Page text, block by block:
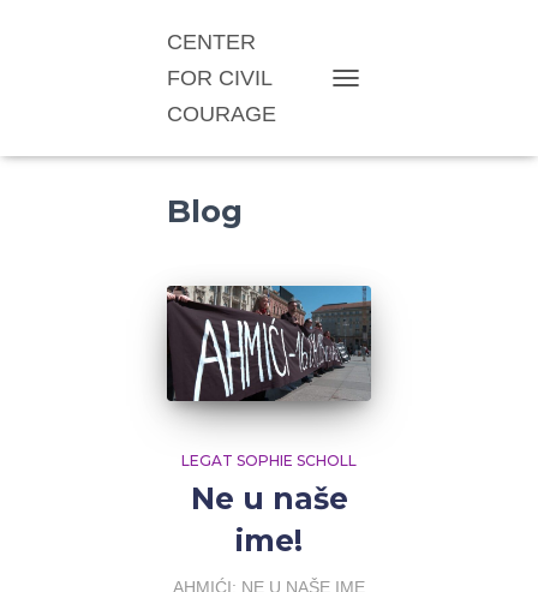
CENTER
FOR CIVIL
COURAGE
Blog
LEGAT SOPHIE SCHOLL
Ne u naše
ime!
AHMIĆI: NE U NAŠE IME